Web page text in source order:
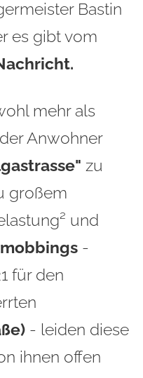
Bastin
es gibt vom
mehr als
der Anwohner
zu
großem
und
-
für den
- leiden diese
ihnen offen